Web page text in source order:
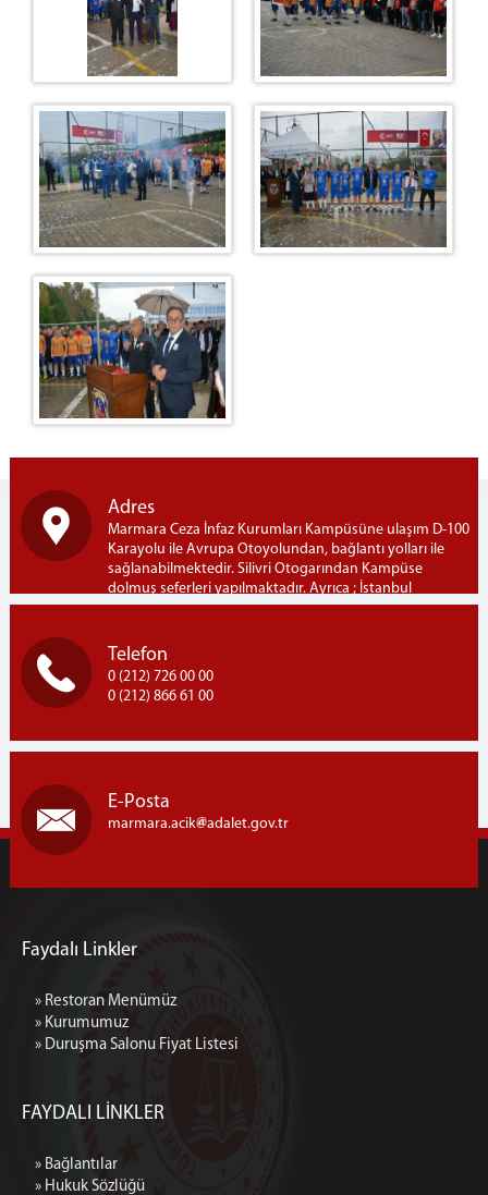
Adres
Marmara Ceza İnfaz Kurumları Kampüsüne ulaşım D-100
Karayolu ile Avrupa Otoyolundan, bağlantı yolları ile
sağlanabilmektedir. Silivri Otogarından Kampüse
dolmuş seferleri yapılmaktadır. Ayrıca ; İstanbul
Bayrampaşa Otogarından Kampüse İETT-303B hattı ile
Marmara Ceza İnfaz Kurumları Kampusü, Semizkumlar
Mh. Silivri / İSTANBUL
Telefon
0 (212) 726 00 00
0 (212) 866 61 00
E-Posta
marmara.acik adalet.gov.tr
Faydalı Linkler
» Restoran Menümüz
» Kurumumuz
» Duruşma Salonu Fiyat Listesi
FAYDALI LİNKLER
» Bağlantılar
» Hukuk Sözlüğü